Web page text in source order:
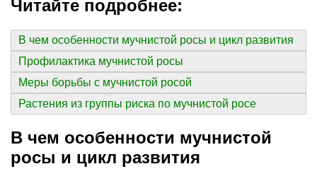
Читайте подробнее:
В чем особенности мучнистой росы и цикл развития
Профилактика мучнистой росы
Меры борьбы с мучнистой росой
Растения из группы риска по мучнистой росе
В чем особенности мучнистой
росы и цикл развития